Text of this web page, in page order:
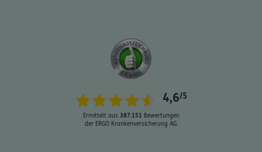
Bequem online oder telefonisch
4,6/5
Ermittelt aus 387.151 Bewertungen
der ERGO Krankenversicherung AG.